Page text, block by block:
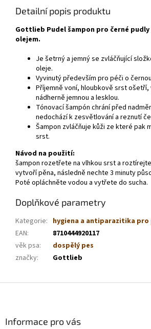
Detailní popis produktu
Gottlieb Pudel šampon pro černé pudly
olejem.
Je šetrný a jemný se zvláčňující
oleje.
Vyvinutý především pro péči o
Příjemně voní, hloubkově srst ošetří,
nádherně jemnou a lesklou.
Tónovací šampón chrání před
nedochází k zesvětlování a reznutí
Šampon zvláčňuje kůži ze které pak
srst.
Návod na použití:
šampon rozetřete na vlhkou srst a
vytvoří pěna, následně nechte 3 minuty
Poté opláchněte vodou a vytřete do sucha.
Doplňkové parametry
Kategorie: hygiena a antiparazitika pro
EAN:
8710444920117
věk psa:
dospělý pes
značky: Gottlieb
Informace pro vás